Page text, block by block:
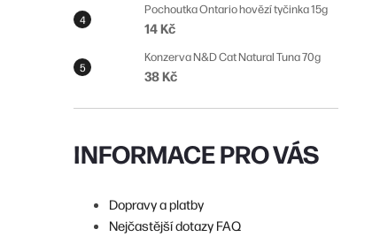
í
p
a
n
e
l
Pochoutka Ontario hovězí tyčinka 15g
14 Kč
Konzerva N&D Cat Natural Tuna 70g
38 Kč
INFORMACE PRO VÁS
Dopravy a platby
Nejčastější dotazy FAQ